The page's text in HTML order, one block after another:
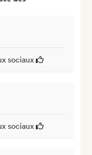
sociaux
sociaux